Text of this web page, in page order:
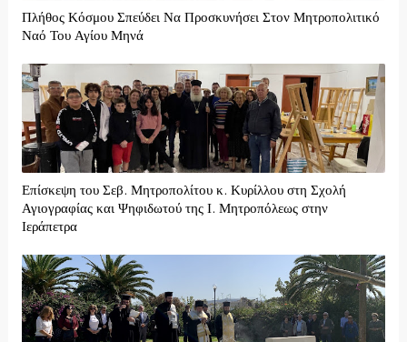
Πλήθος Κόσμου Σπεύδει Να Προσκυνήσει Στον Μητροπολιτικό
Ναό Του Αγίου Μηνά
Επίσκεψη του Σεβ. Μητροπολίτου κ. Κυρίλλου στη Σχολή
Αγιογραφίας και Ψηφιδωτού της Ι. Μητροπόλεως στην
Ιεράπετρα